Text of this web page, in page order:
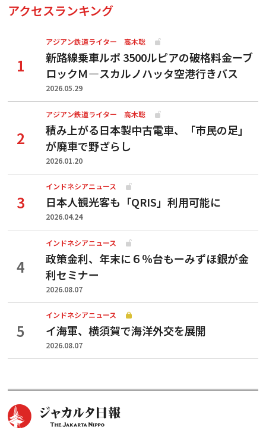
アクセスランキング
アジアン鉄道ライター 高木聡
新路線乗車ルポ 3500ルピアの破格料金ーブ
ロックＭ―スカルノハッタ空港行きバス
2026.05.29
アジアン鉄道ライター 高木聡
積み上がる日本製中古電車、「市民の足」
が廃車で野ざらし
2026.01.20
インドネシアニュース
日本人観光客も「QRIS」利用可能に
2026.04.24
インドネシアニュース
政策金利、年末に６％台もーみずほ銀が金
利セミナー
2026.08.07
インドネシアニュース
イ海軍、横須賀で海洋外交を展開
2026.08.07